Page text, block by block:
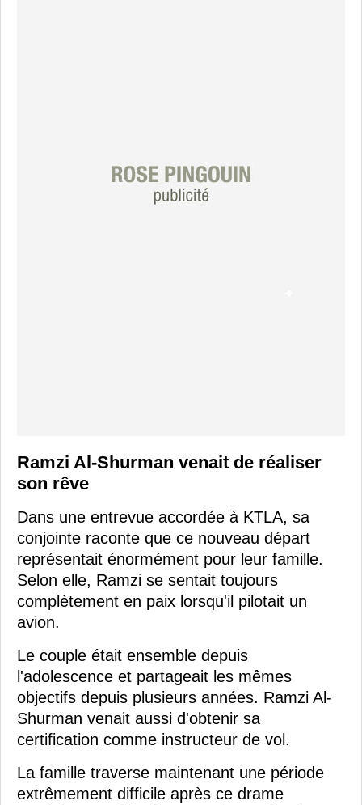
Ramzi Al-Shurman venait de réaliser
son rêve
Dans une entrevue accordée à KTLA, sa
conjointe raconte que ce nouveau départ
représentait énormément pour leur famille.
Selon elle, Ramzi se sentait toujours
complètement en paix lorsqu'il pilotait un
avion.
Le couple était ensemble depuis
l'adolescence et partageait les mêmes
objectifs depuis plusieurs années. Ramzi Al-
Shurman venait aussi d'obtenir sa
certification comme instructeur de vol.
La famille traverse maintenant une période
extrêmement difficile après ce drame